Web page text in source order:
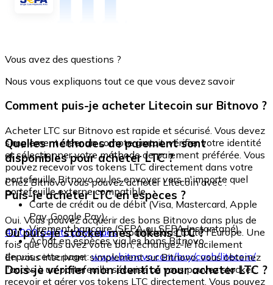
Vous avez des questions ?
Nous vous expliquons tout ce que vous devez savoir
Comment puis-je acheter Litecoin sur Bitnovo ?
Acheter LTC sur Bitnovo est rapide et sécurisé. Vous devez
simplement créer un compte gratuit, vérifier votre identité
et sélectionner votre méthode de paiement préférée. Vous
pouvez recevoir vos tokens LTC directement dans votre
portefeuille Bitnovo ou les envoyer vers n'importe quel
portefeuille externe compatible.
Quelles méthodes de paiement sont
disponibles pour acheter LTC ?
Chez Bitnovo vous pouvez acheter Litecoin avec :
Carte de crédit ou de débit (Visa, Mastercard, Apple
Pay, Google Pay)
Virement bancaire (SEPA ou SEPA Instantané)
Achat en espèces via les bons Bitnovo
Puis-je acheter LTC en espèces ?
Oui. Vous pouvez acquérir des bons Bitnovo dans plus de
40 000 points physiquesrépartis dans toute l'Europe. Une
fois que vous avez votre bon, échangez-le facilement
depuis cette page :www.bitnovo.com/buy/cash/litecoin/
Où puis-je stocker mes tokens LTC ?
En vous inscrivant simplement sur Bitnovo, vous obtenez
l'accès à un portefeuille sécurisé où vous pouvez stocker,
recevoir et gérer vos tokens LTC directement. Vous pouvez
Dois-je vérifier mon identité pour acheter LTC ?